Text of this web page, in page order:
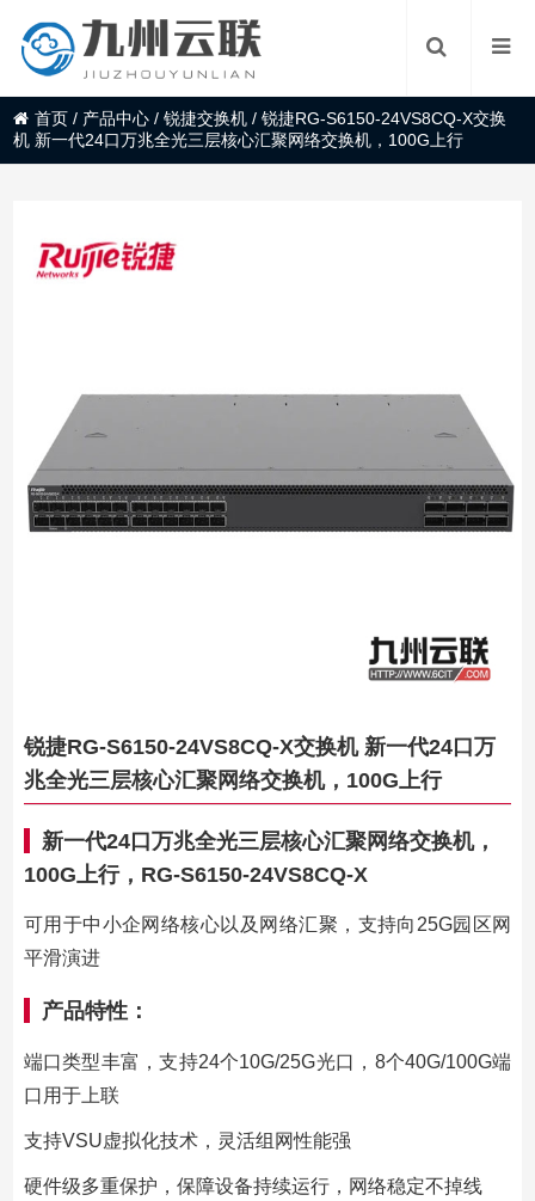
首页 / 产品中心 /锐捷交换机 /锐捷RG-S6150-24VS8CQ-X交换
机 新一代24口万兆全光三层核心汇聚网络交换机，100G上行
锐捷RG-S6150-24VS8CQ-X交换机 新一代24口万
兆全光三层核心汇聚网络交换机，100G上行
新一代24口万兆全光三层核心汇聚网络交换机，
100G上行，RG-S6150-24VS8CQ-X
可用于中小企网络核心以及网络汇聚，支持向25G园区网
平滑演进
产品特性：
端口类型丰富，支持24个10G/25G光口，8个40G/100G端
口用于上联
支持VSU虚拟化技术，灵活组网性能强
硬件级多重保护，保障设备持续运行，网络稳定不掉线